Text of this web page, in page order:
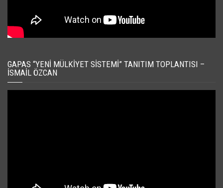
GAPAS “YENI MÜLKIYET SISTEMI” TANITIM TOPLANTISI –
İSMAIL ÖZCAN